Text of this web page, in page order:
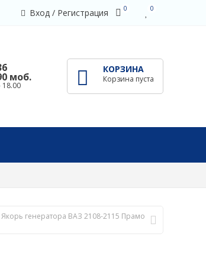
Вход / Регистрация 0 0
моб.
18.00
КОРЗИНА
Корзина пуста
Якорь генератора ВАЗ 2108-2115 Прамо